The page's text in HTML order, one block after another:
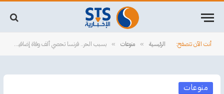
أنت الآن تتصفح: الرئيسية » منوعات » بسبب الحر.. فرنسا تحصي ألف وفاة إضافية منذ الأربعاء
منوعات